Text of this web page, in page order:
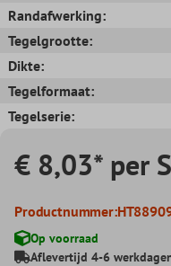
Randafwerking:
Tegelgrootte:
Dikte:
Tegelformaat:
Tegelserie:
€ 8,03* per
Productnummer:
Op voorraad
Aflevertijd 4-6